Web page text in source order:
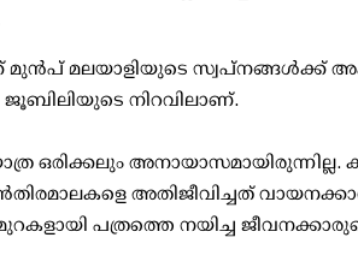
മുൻപ് മലയാളിയുടെ
നിറവിലാണ്.
ഒരിക്കലും
അതിജീവിച്ചത്
പത്രത്തെ നയിച്ച